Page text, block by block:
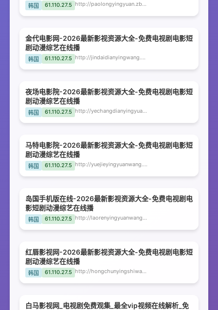
韩国 61.110.27.5 http://paolongyingyuan.zbnfd.com
金代电影网-2026最新影视资源大全-免费电视剧电影短
剧动漫综艺在线播
韩国 61.110.27.5 http://jindaidianyingwang.zbnfd.com
夜场电影院-2026最新影视资源大全-免费电视剧电影短
剧动漫综艺在线播
韩国 61.110.27.5 http://yechangdianyingyuan.zbnfd.com
马特电影院-2026最新影视资源大全-免费电视剧电影短
剧动漫综艺在线播
韩国 61.110.27.5 http://yuejieyingyuanwang.zbnfd.com
岛国手机版在线-2026最新影视资源大全-免费电视剧电
影短剧动漫综艺在线播
韩国 61.110.27.5 http://laorenyingyuanwang.zbnfd.com
红唇影视网-2026最新影视资源大全-免费电视剧电影短
剧动漫综艺在线播
韩国 61.110.27.5 http://hongchunyingshiwang.zbnfd.com
白马影视网_电视剧免费观集_最全vip视频在线解析_免